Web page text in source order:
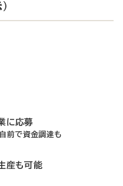
に応募
前で資金調達も
産も可能